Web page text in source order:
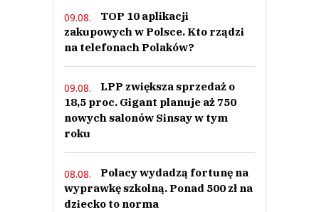
09.08.
TOP 10 aplikacji
zakupowych w Polsce. Kto rządzi
na telefonach Polaków?
09.08.
LPP zwiększa sprzedaż o
18,5 proc. Gigant planuje aż 750
nowych salonów Sinsay w tym
roku
08.08.
Polacy wydadzą fortunę na
wyprawkę szkolną. Ponad 500 zł na
dziecko to norma